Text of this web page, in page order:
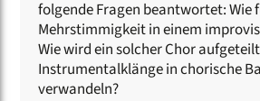
folgende Fragen beantwortet:
Mehrstimmigkeit in einem
Wie wird ein solcher Chor
Instrumentalklänge in chorische
verwandeln?